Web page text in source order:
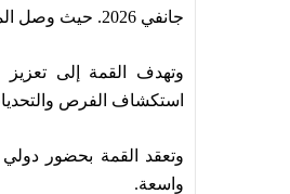
جانفي 2026. حيث وصل المشاركون إلى مكان الحدث وبدأت عملية التسجيل للحضور.
وتهدف القمة إلى تعزيز
استكشاف الفرص
وتعقد القمة بحضور
واسعة.